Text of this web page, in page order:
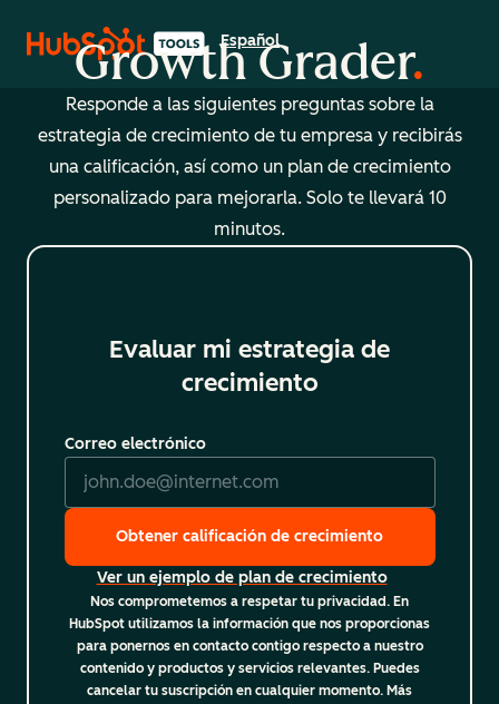
Español
Seleccionar un idioma
Growth Grader
Responde a las siguientes preguntas sobre la
estrategia de crecimiento de tu empresa y recibirás
una calificación, así como un plan de crecimiento
personalizado para mejorarla. Solo te llevará 10
minutos.
Evaluar mi estrategia de
crecimiento
Correo electrónico
Obtener calificación de crecimiento
Ver un ejemplo de plan de crecimiento
Nos comprometemos a respetar tu privacidad. En
HubSpot utilizamos la información que nos proporcionas
para ponernos en contacto contigo respecto a nuestro
contenido y productos y servicios relevantes. Puedes
cancelar tu suscripción en cualquier momento. Más